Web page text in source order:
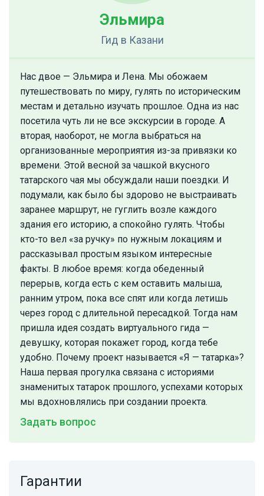
Эльмира
Гид в Казани
Нас двое — Эльмира и Лена. Мы обожаем
путешествовать по миру, гулять по историческим
местам и детально изучать прошлое. Одна из нас
посетила чуть ли не все экскурсии в городе. А
вторая, наоборот, не могла выбраться на
организованные мероприятия из-за привязки ко
времени. Этой весной за чашкой вкусного
татарского чая мы обсуждали наши поездки. И
подумали, как было бы здорово не выстраивать
заранее маршрут, не гуглить возле каждого
здания его историю, а спокойно гулять. Чтобы
кто-то вел «за ручку» по нужным локациям и
рассказывал простым языком интересные
факты. В любое время: когда обеденный
перерыв, когда есть с кем оставить малыша,
ранним утром, пока все спят или когда летишь
через город с длительной пересадкой. Тогда нам
пришла идея создать виртуального гида —
девушку, которая покажет город, когда тебе
удобно. Почему проект называется «Я — татарка»?
Наша первая прогулка связана с историями
знаменитых татарок прошлого, успехами которых
мы вдохновлялись при создании проекта.
Задать вопрос
Гарантии